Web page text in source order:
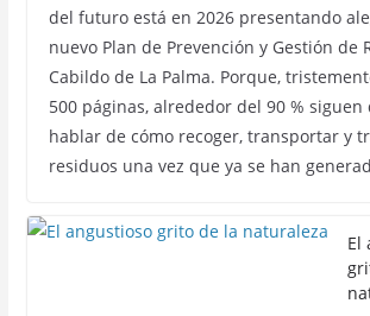
del futuro está en 2026 presentando
nuevo Plan de Prevención y Gestión de
Cabildo de La Palma. Porque,
500 páginas, alrededor del 90 % siguen
hablar de cómo recoger, transportar y
residuos una vez que ya se han
El